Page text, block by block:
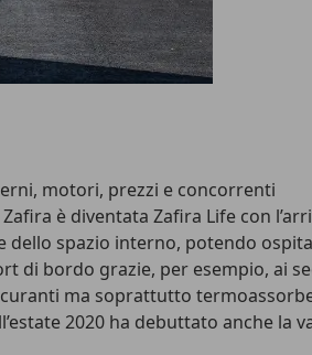
motori, prezzi e concorrenti
Zafira è diventata Zafira Life con
spazio interno, potendo
di bordo grazie, per esempio, ai
ma soprattutto
2020 ha debuttato anche